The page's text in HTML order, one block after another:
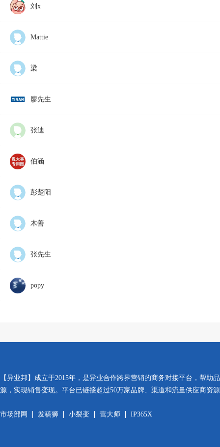
刘x
Mattie
梁
廖先生
张迪
伯涵
彭楚阳
木善
张先生
popy
【异业邦】成立于2015年，是异业合作跨界营销的商务对接平台，帮助
源，实现销售变现。平台已链接超过50万家品牌、渠道和流量供应商资
市场部网 发稿狮 小裂变 营大师 IP365X